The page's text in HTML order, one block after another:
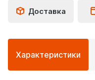
Доставка
Подробная
информация
о
Характеристики